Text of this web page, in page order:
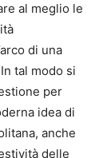
al meglio le
di una
tal modo si
per
idea di
anche
delle